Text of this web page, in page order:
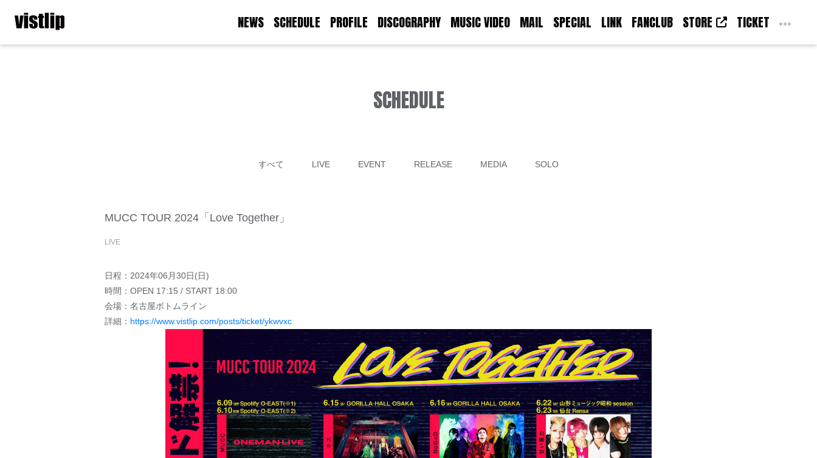
NEWS SCHEDULE PROFILE DISCOGRAPHY MUSIC VIDEO MAIL SPECIAL LINK FANCLUB STORE TICKET
SCHEDULE
すべて LIVE EVENT RELEASE MEDIA SOLO
MUCC TOUR 2024「Love Together」
LIVE
日程：2024年06月30日(日)
時間：OPEN 17:15 / START 18:00
会場：名古屋ボトムライン
詳細： https://www.vistlip.com/posts/ticket/ykwvxc